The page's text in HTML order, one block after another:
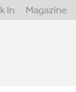
In Magazine